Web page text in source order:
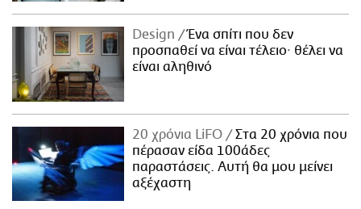
Design
Ένα σπίτι που δεν
προσπαθεί να είναι τέλειο· θέλει να
είναι αληθινό
20 χρόνια LiFO
Στα 20 χρόνια που
πέρασαν είδα 100άδες
παραστάσεις. Αυτή θα μου μείνει
αξέχαστη